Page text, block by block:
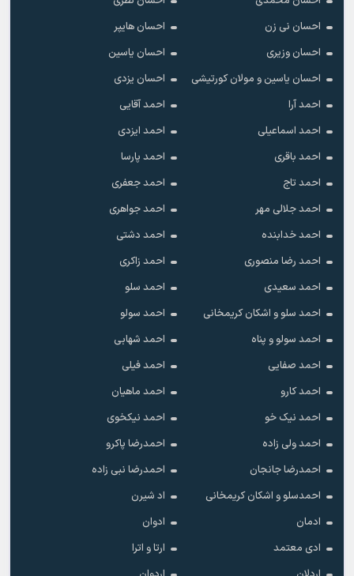
احسان نی زن
احسان هایپر
احسان وزیری
احسان یاسین
احسان یاسین و مولان کورتیشی
احسان یزدی
احمد آرا
احمد آقایی
احمد اسماعیلی
احمد ایزدی
احمد باقری
احمد پارسا
احمد تاج
احمد جعفری
احمد جلالی مهر
احمد جواهری
احمد خدابنده
احمد دشتی
احمد رضا منصوری
احمد زاکری
احمد سعیدی
احمد سلو
احمد سلو و اشکان کریمخانی
احمد سولو
احمد سولو و پناه
احمد شهابی
احمد صفایی
احمد فیلی
احمد کارو
احمد ماهیان
احمد نیک خو
احمد نیکخوی
احمد ولی زاده
احمدرضا پاکرو
احمدرضا جانجان
احمدرضا نبی زاده
احمدسلو و اشکان کریمخانی
اد شیرن
ادمان
ادوان
ادی معتمد
ارتا و اترا